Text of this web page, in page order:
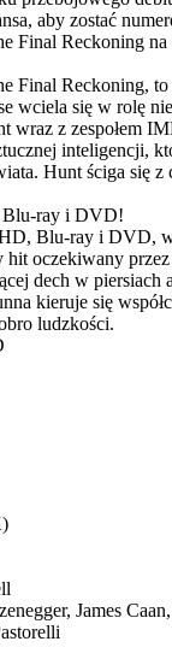
aby zostać
Final Reckoning
Final Reckoning, to
wciela się w rolę
wraz z zespołem
inteligencji,
Hunt ściga się z
Blu-ray i DVD!
Blu-ray i DVD,
hit oczekiwany
dech w piersiach
kieruje się
ludzkości.
, James Caan